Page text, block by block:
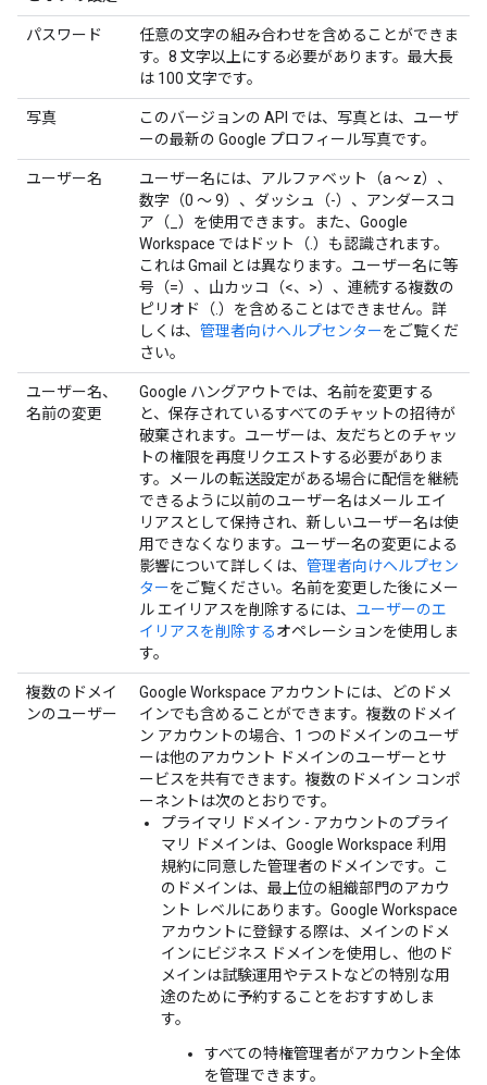
パスワード
任意の文字の組み合わせを含めることができま
す。8 文字以上にする必要があります。最大長
は 100 文字です。
写真
このバージョンの API では、写真とは、ユーザ
ーの最新の Google プロフィール写真です。
ユーザー名
ユーザー名には、アルファベット（a ～ z）、
数字（0 ～ 9）、ダッシュ（-）、アンダースコ
ア（_）を使用できます。また、Google
Workspace ではドット（.）も認識されます。
これは Gmail とは異なります。ユーザー名に等
号（=）、山カッコ（<、>）、連続する複数の
ピリオド（.）を含めることはできません。詳
しくは、 管理者向けヘルプセンターをご覧くだ
さい。
ユーザー名、
名前の変更
Google ハングアウトでは、名前を変更する
と、保存されているすべてのチャットの招待が
破棄されます。ユーザーは、友だちとのチャッ
トの権限を再度リクエストする必要がありま
す。メールの転送設定がある場合に配信を継続
できるように以前のユーザー名はメール エイ
リアスとして保持され、新しいユーザー名は使
用できなくなります。ユーザー名の変更による
影響について詳しくは、 管理者向けヘルプセン
ターをご覧ください。名前を変更した後にメー
ル エイリアスを削除するには、 ユーザーのエ
イリアスを削除するオペレーションを使用しま
す。
複数のドメイ
ンのユーザー
Google Workspace アカウントには、どのドメ
インでも含めることができます。複数のドメイ
ン アカウントの場合、1 つのドメインのユーザ
ーは他のアカウント ドメインのユーザーとサ
ービスを共有できます。複数のドメイン コンポ
ーネントは次のとおりです。
プライマリ ドメイン - アカウントのプライ
マリ ドメインは、Google Workspace 利用
規約に同意した管理者のドメインです。こ
のドメインは、最上位の組織部門のアカウ
ント レベルにあります。Google Workspace
アカウントに登録する際は、メインのドメ
インにビジネス ドメインを使用し、他のド
メインは試験運用やテストなどの特別な用
途のために予約することをおすすめしま
す。
すべての特権管理者がアカウント全体
を管理できます。